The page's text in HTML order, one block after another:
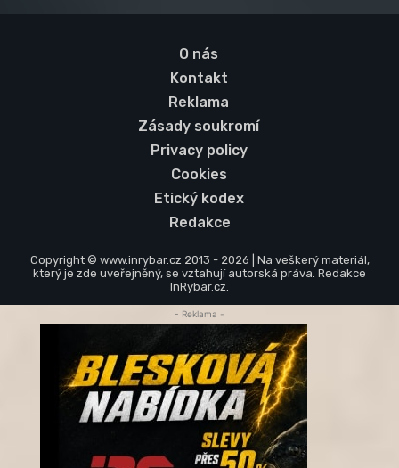
O nás
Kontakt
Reklama
Zásady soukromí
Privacy policy
Cookies
Etický kodex
Redakce
Copyright © www.inrybar.cz 2013 - 2026 | Na veškerý materiál,
který je zde uveřejněný, se vztahují autorská práva. Redakce
InRybar.cz.
- Reklama -